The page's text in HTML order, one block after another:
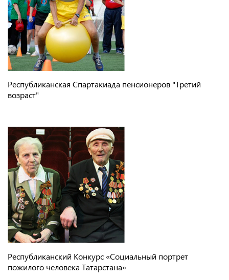
Республиканская Спартакиада пенсионеров "Третий
возраст"
Республиканский Конкурс «Социальный портрет
пожилого человека Татарстана»